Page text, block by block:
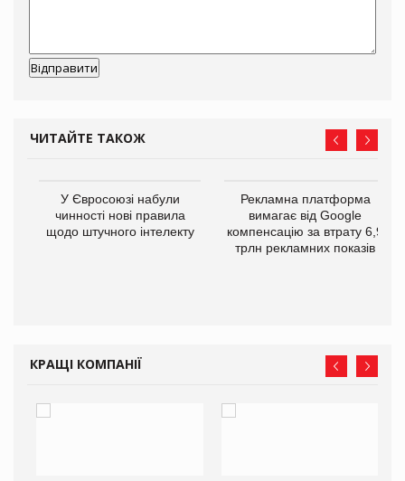
ЧИТАЙТЕ ТАКОЖ
У Євросоюзі набули
чинності нові правила
щодо штучного інтелекту
Рекламна платформа
вимагає від Google
компенсацію за втрату 6,9
трлн рекламних показів
КРАЩІ КОМПАНІЇ